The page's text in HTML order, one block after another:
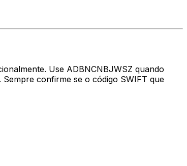
Use ADBNCNBJWSZ quando
Sempre confirme se o código SWIFT que